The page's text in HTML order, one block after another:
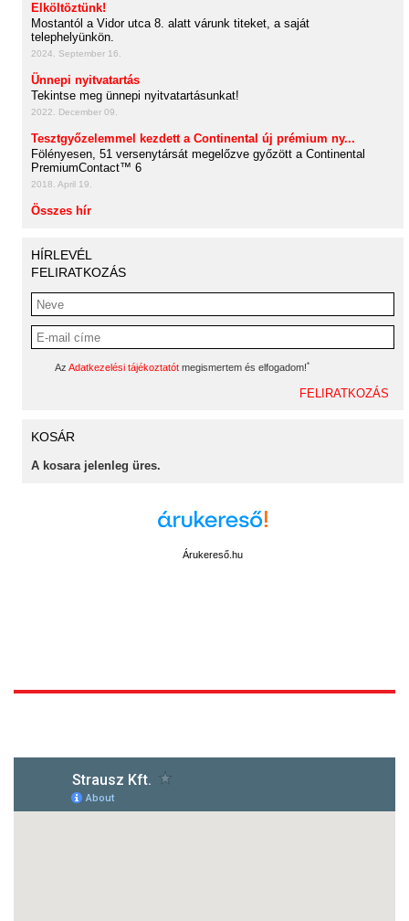
Elköltöztünk!
Mostantól a Vidor utca 8. alatt várunk titeket, a saját
telephelyünkön.
2024. September 16.
Ünnepi nyitvatartás
Tekintse meg ünnepi nyitvatartásunkat!
2022. December 09.
Tesztgyőzelemmel kezdett a Continental új prémium ny...
Fölényesen, 51 versenytársát megelőzve győzött a Continental
PremiumContact™ 6
2018. April 19.
Összes hír
HÍRLEVÉL
FELIRATKOZÁS
Az Adatkezelési tájékoztatót megismertem és elfogadom!*
KOSÁR
A kosara jelenleg üres.
Árukereső.hu